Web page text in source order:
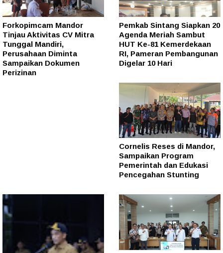
Forkopimcam Mandor
Tinjau Aktivitas CV Mitra
Tunggal Mandiri,
Perusahaan Diminta
Sampaikan Dokumen
Perizinan
Pemkab Sintang Siapkan 20
Agenda Meriah Sambut
HUT Ke-81 Kemerdekaan
RI, Pameran Pembangunan
Digelar 10 Hari
Cornelis Reses di Mandor,
Sampaikan Program
Pemerintah dan Edukasi
Pencegahan Stunting